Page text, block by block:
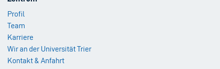
1Profil
Team
Karriere
Wir an der Universität Trier
Kontakt & Anfahrt